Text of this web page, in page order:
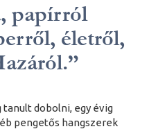
papírról
életről,
dobolni, egy évig
pengetős hangszerek